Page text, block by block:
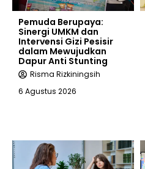
Pemuda Berupaya:
Sinergi UMKM dan
Intervensi Gizi Pesisir
dalam Mewujudkan
Dapur Anti Stunting
Risma Rizkiningsih
6 Agustus 2026